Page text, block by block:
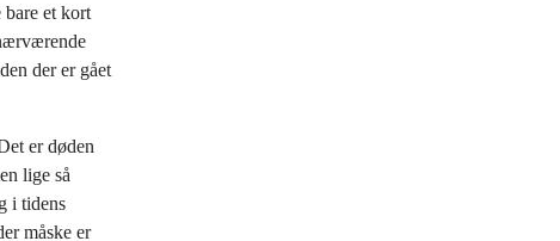
et kort
der er gået
er døden
lige så
i tidens
måske er